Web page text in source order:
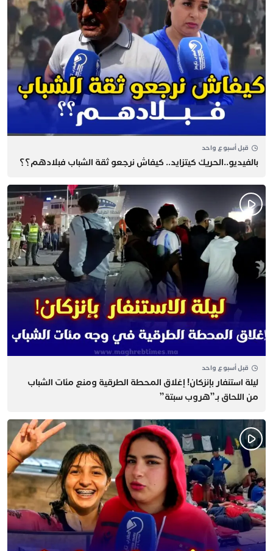
قبل أسبوع واحد
بالفيديو..الحريك كيتزايد.. كيفاش نرجعو ثقة الشباب فبلادهم؟؟
قبل أسبوع واحد
​ليلة استنفار بإنزكان! إغلاق المحطة الطرقية ومنع مئات الشباب
من اللحاق بـ”هروب سبتة”